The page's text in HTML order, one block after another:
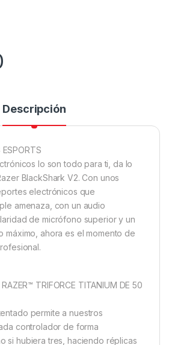
Descripción
ESPORTS
lo son todo para ti, da lo
BlackShark V2. Con unos
electrónicos que
amenaza, con un audio
de micrófono superior y un
máximo, ahora es el momento de
TRIFORCE TITANIUM DE 50
permite a nuestros
controlador de forma
si hubiera tres, haciendo réplicas